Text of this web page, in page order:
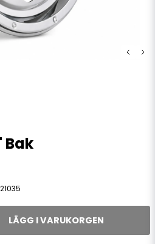
Bak
LÄGG I VARUKORGEN